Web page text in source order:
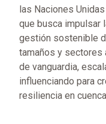
las Naciones
que busca impulsar
gestión sostenible
tamaños y sectores
de vanguardia,
influenciando para
resiliencia en